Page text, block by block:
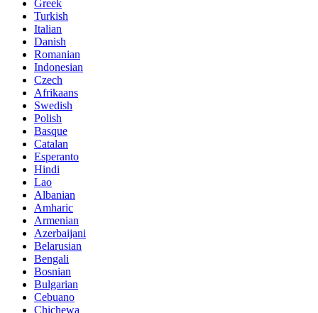
Greek
Turkish
Italian
Danish
Romanian
Indonesian
Czech
Afrikaans
Swedish
Polish
Basque
Catalan
Esperanto
Hindi
Lao
Albanian
Amharic
Armenian
Azerbaijani
Belarusian
Bengali
Bosnian
Bulgarian
Cebuano
Chichewa